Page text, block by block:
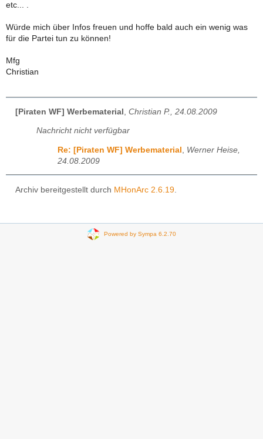
etc... .
Würde mich über Infos freuen und hoffe bald auch ein wenig was
für die Partei tun zu können!
Mfg
Christian
[Piraten WF] Werbematerial Christian P., 24.08.2009
Nachricht nicht verfügbar
Re: [Piraten WF] Werbematerial
Werner Heise,
24.08.2009
Archiv bereitgestellt durch MHonArc 2.6.19
Powered by Sympa 6.2.70